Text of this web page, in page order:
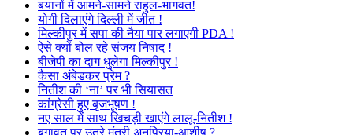
बयानों में आमने-सामने राहुल-भागवत!
योगी दिलाएंगे दिल्ली में जीत !
मिल्कीपुर में सपा की नैया पार लगाएगी PDA !
ऐसे क्यों बोल रहे संजय निषाद !
बीजेपी का दाग धुलेगा मिल्कीपुर !
कैसा अंबेडकर प्रेम ?
नितीश की ‘ना’ पर भी सियासत
कांग्रेसी हुए बृजभूषण !
नए साल में साथ खिचड़ी खाएंगे लालू-नितीश !
बगावत पर उतरे मंत्री अनुप्रिया-आशीष ?